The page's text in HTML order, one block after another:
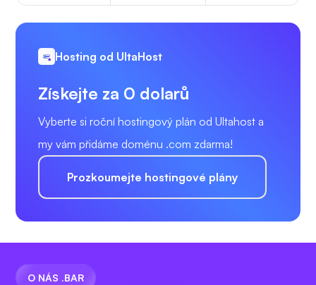
Hosting od UltaHost
Získejte za 0 dolarů
Vyberte si roční hostingový plán od Ultahost a
my vám přidáme doménu .com zdarma!
Prozkoumejte hostingové plány
O NÁS .BAR